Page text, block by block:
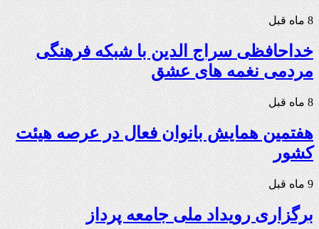
8 ماه قبل
خداحافظی سراج الدین با شبکه فرهنگی
مردمی نغمه های عشق
8 ماه قبل
هفتمین همایش بانوان فعال در عرصه‌ هیئت
کشور
9 ماه قبل
برگزاری رویداد ملی جامعه پرداز